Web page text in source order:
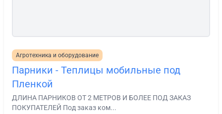
Агротехника и оборудование
Парники - Теплицы мобильные под
Пленкой
ДЛИНА ПАРНИКОВ ОТ 2 МЕТРОВ И БОЛЕЕ ПОД ЗАКАЗ
ПОКУПАТЕЛЕЙ Под заказ ком...